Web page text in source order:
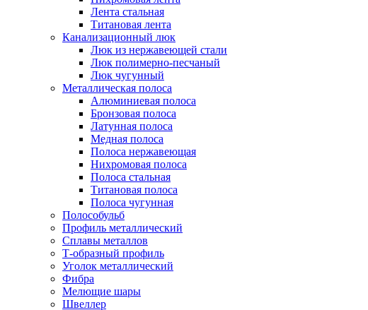
Лента стальная
Титановая лента
Канализационный люк
Люк из нержавеющей стали
Люк полимерно-песчаный
Люк чугунный
Металлическая полоса
Алюминиевая полоса
Бронзовая полоса
Латунная полоса
Медная полоса
Полоса нержавеющая
Нихромовая полоса
Полоса стальная
Титановая полоса
Полоса чугунная
Полособульб
Профиль металлический
Сплавы металлов
Т-образный профиль
Уголок металлический
Фибра
Мелющие шары
Швеллер